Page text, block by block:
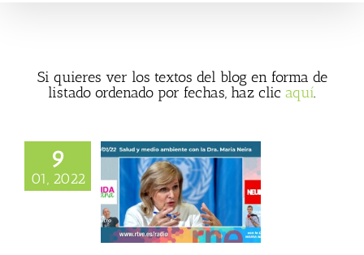
Si quieres ver los textos del blog en forma de
listado ordenado por fechas, haz clic aquí.
9
01, 2022
ambiente,
Maria Neira en